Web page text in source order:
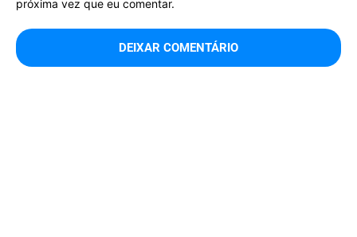
próxima vez que eu comentar.